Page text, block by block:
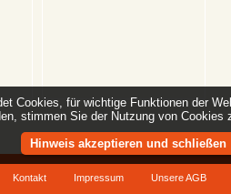
Cookies, für wichtige Funktionen der
stimmen Sie der Nutzung von Cookies
Hinweis akzeptieren und schließen
Kontakt Impressum Unsere AGB